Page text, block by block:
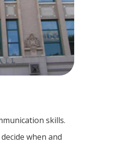
skills.
when and